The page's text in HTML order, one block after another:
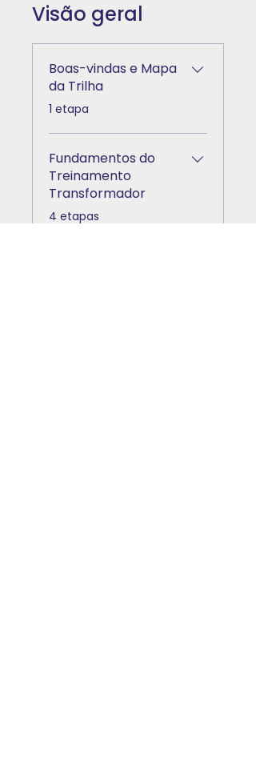
Visão geral
Boas-vindas e Mapa
da Trilha
.1 etapa
Fundamentos do
Treinamento
Transformador
.4 etapas